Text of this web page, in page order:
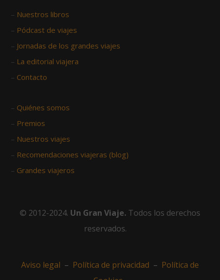
– Nuestros libros
– Pódcast de viajes
– Jornadas de los grandes viajes
– La editorial viajera
– Contacto
– Quiénes somos
– Premios
– Nuestros viajes
– Recomendaciones viajeras (blog)
– Grandes viajeros
© 2012-2024. Un Gran Viaje. Todos los derechos
reservados.
Aviso legal – Política de privacidad – Política de